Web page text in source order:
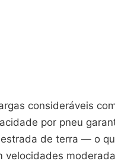
consideráveis
por pneu
de terra — o
velocidades